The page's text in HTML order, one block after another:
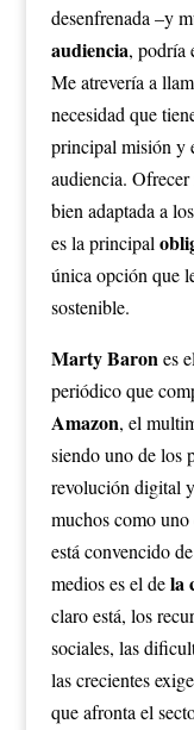
desenfrenada –y
audiencia, podría
Me atrevería a
necesidad que
principal misión y
audiencia.
bien adaptada a
es la principal
única opción que
sostenible.
Marty Baron es
periódico que
Amazon, el
siendo uno de los
revolución digital
muchos como
está convencido
medios es el dela
claro está, los
sociales, las
las crecientes
que afronta el